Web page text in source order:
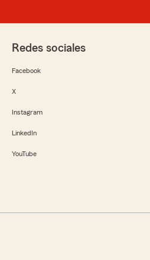
Redes sociales
Facebook
X
Instagram
LinkedIn
YouTube